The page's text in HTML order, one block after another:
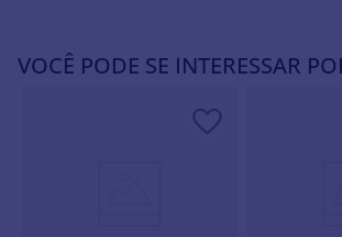
VOCÊ PODE SE INTERESSAR